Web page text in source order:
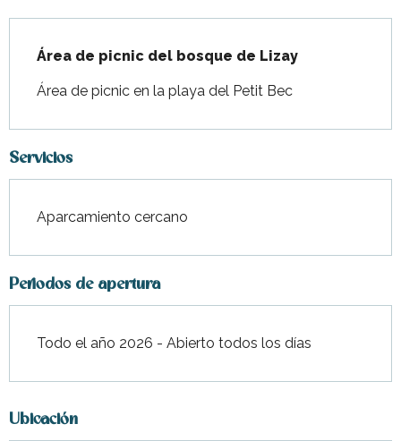
Área de picnic del bosque de Lizay
Área de picnic en la playa del Petit Bec
Servicios
Aparcamiento cercano
Periodos de apertura
Todo el año 2026 - Abierto todos los días
Ubicación